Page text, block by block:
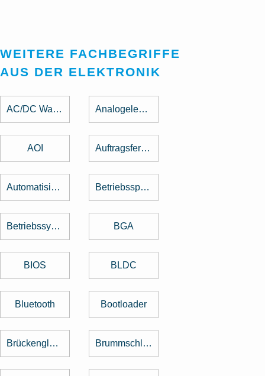
WEITERE FACHBEGRIFFE
AUS DER ELEKTRONIK
AC/DC Wandler Analogelektronik
AOI Auftragsfertigung
Automatisierung Betriebsspannung
Betriebssystem BGA
BIOS BLDC
Bluetooth Bootloader
Brückengleichrichter Brummschleifen